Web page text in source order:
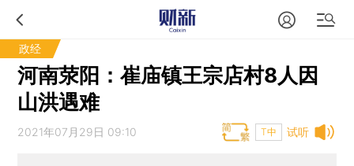
政经
河南荥阳：崔庙镇王宗店村8人因
山洪遇难
试听
2021年07月29日 09:10 T中